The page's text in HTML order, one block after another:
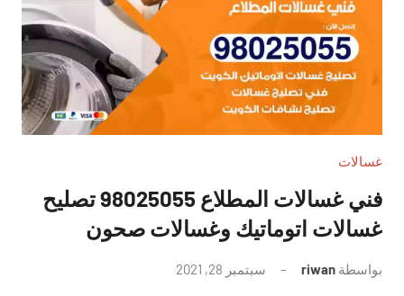
غسالات
فني غسالات المطلاع 98025055 تصليح
غسالات اتوماتيك وغسالات صحون
بواسطة riwan سبتمبر 28, 2021